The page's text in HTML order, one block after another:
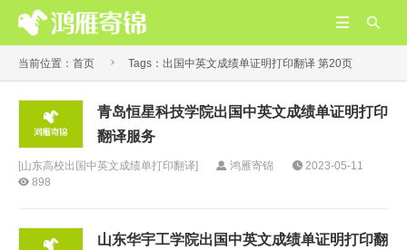


当前位置： 首页  Tags：出国中英文成绩单证明打印翻译 第20页
青岛恒星科技学院出国中英文成绩单证明打印
翻译服务
[山东高校出国中英文成绩单打印翻译] 鸿雁寄锦
2023-05-11
898
山东华宇工学院出国中英文成绩单证明打印翻